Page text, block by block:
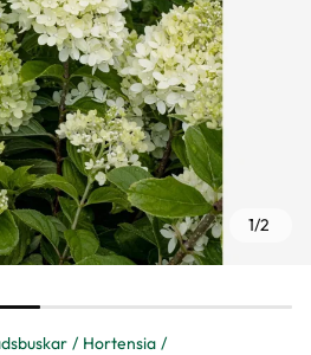
Hortensia
1/2